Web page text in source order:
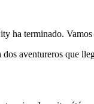
ha terminado.
aventureros que